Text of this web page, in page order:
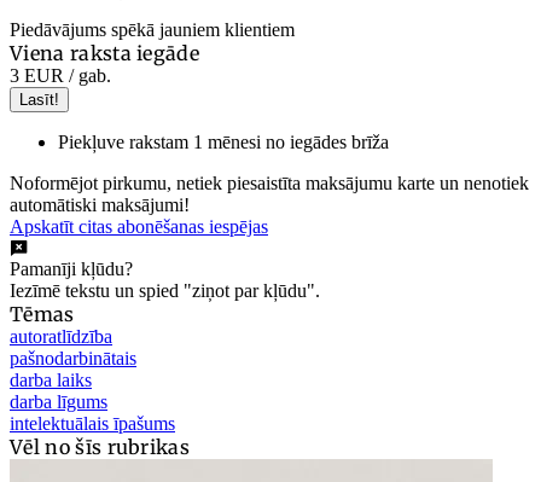
Piedāvājums spēkā jauniem klientiem
Viena raksta iegāde
3 EUR / gab.
Lasīt!
Piekļuve rakstam 1 mēnesi no iegādes brīža
Noformējot pirkumu, netiek piesaistīta maksājumu karte un nenotiek
automātiski maksājumi!
Apskatīt citas abonēšanas iespējas
Pamanīji kļūdu?
Iezīmē tekstu un spied "ziņot par kļūdu".
Tēmas
autoratlīdzība
pašnodarbinātais
darba laiks
darba līgums
intelektuālais īpašums
Vēl no šīs rubrikas